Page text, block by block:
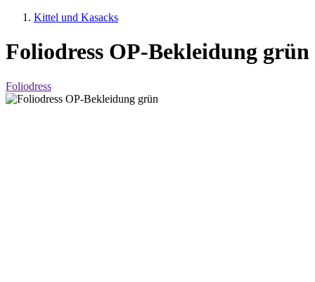
Kittel und Kasacks
Foliodress OP-Bekleidung grün
Foliodress